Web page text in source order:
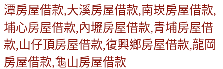
潭房屋借款,大溪房屋借款,南崁房屋借款,
埔心房屋借款,內壢房屋借款,青埔房屋借
款,山仔頂房屋借款,復興鄉房屋借款,龍岡
房屋借款,龜山房屋借款